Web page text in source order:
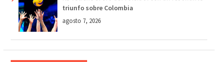
triunfo sobre Colombia
agosto 7, 2026